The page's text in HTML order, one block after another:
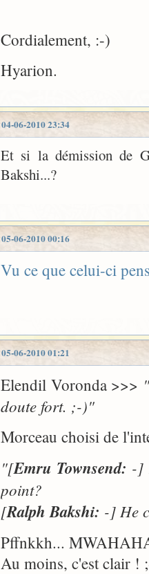
Cordialement, :-)
Hyarion.
04-06-2010 23:34
Et si la démission de
Bakshi...?
05-06-2010 00:16
Vu ce que celui-ci
05-06-2010 01:21
Elendil Voronda >>> "
doute fort. ;-)"
Morceau choisi de
"[Emru Townsend: -]
point?
[Ralph Bakshi: -] He
Pffnkkh...
Au moins, c'est clair !